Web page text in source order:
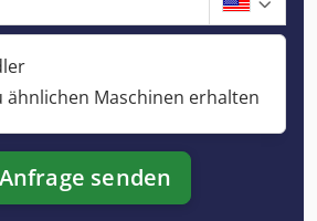
ähnlichen Maschinen erhalten
Anfrage senden